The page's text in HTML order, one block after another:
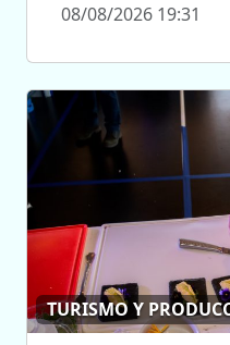
08/08/2026 19:31
TURISMO Y